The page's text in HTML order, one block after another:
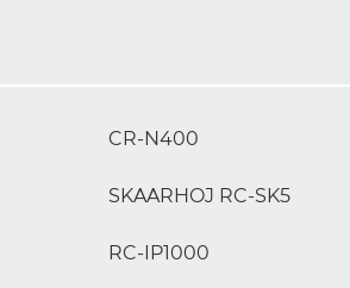
CR-N400
SKAARHOJ RC-SK5
RC-IP1000